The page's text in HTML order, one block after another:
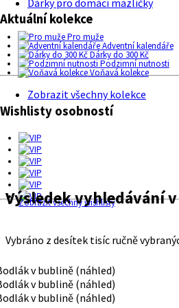
Aktuální kolekce
Pro muže
Adventní kalendáře
Dárky do 300 Kč
Podzimní nutnosti
Voňavá kolekce
Zobrazit všechny kolekce
Wishlisty osobností
Zobrazit všechny wishlisty
Výsledek vyhledávání
Vybráno z desítek tisíc ručně